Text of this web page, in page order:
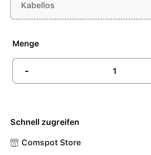
Kabellos
Menge
-
Schnell zugreifen
Comspot Store